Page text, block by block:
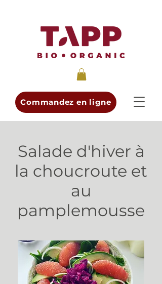
Commandez en ligne
Salade d'hiver à
la choucroute et
au
pamplemousse